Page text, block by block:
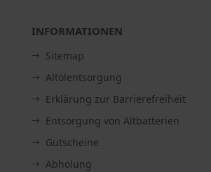
INFORMATIONEN
Sitemap
Altölentsorgung
Erklärung zur Barrierefreiheit
Entsorgung von Altbatterien
Gutscheine
Abholung